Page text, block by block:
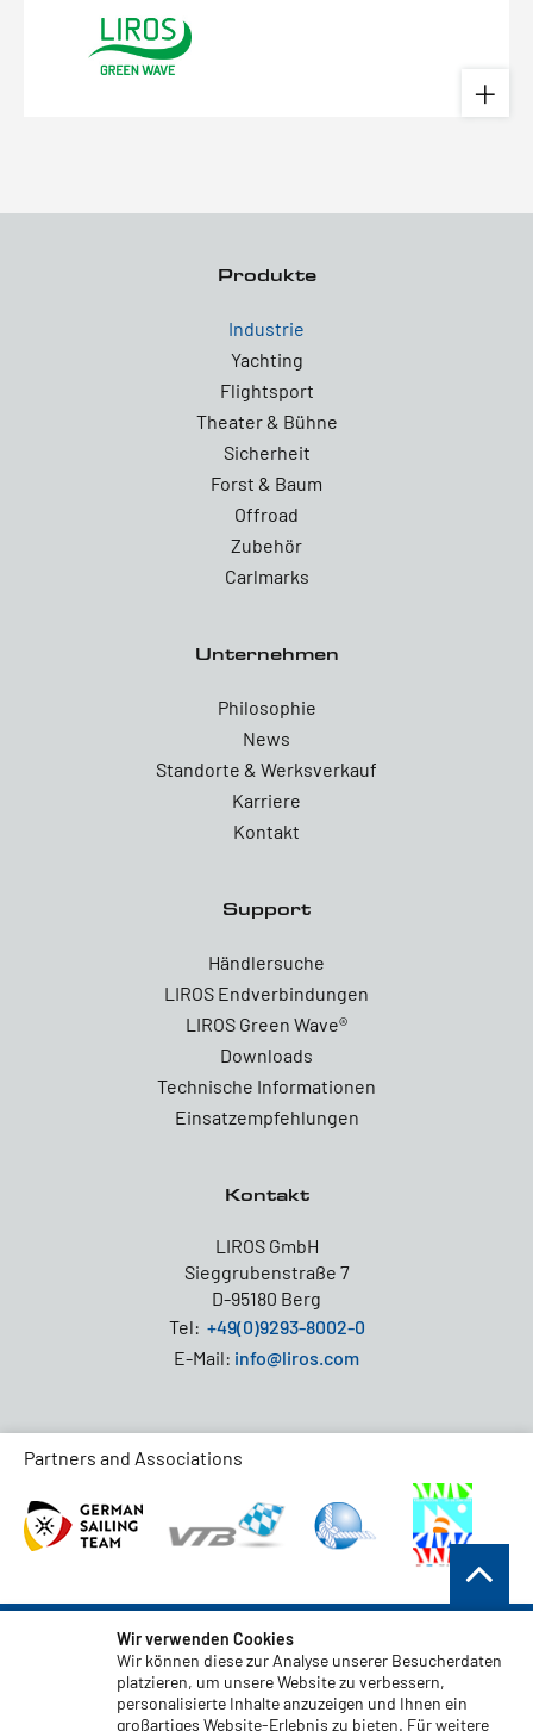
Produkte
Industrie
Yachting
Flightsport
Theater & Bühne
Sicherheit
Forst & Baum
Offroad
Zubehör
Carlmarks
Unternehmen
Philosophie
News
Standorte & Werksverkauf
Karriere
Kontakt
Support
Händlersuche
LIROS Endverbindungen
LIROS Green Wave®
Downloads
Technische Informationen
Einsatzempfehlungen
Kontakt
LIROS GmbH
Sieggrubenstraße 7
D-95180 Berg
Tel: +49(0)9293-8002-0
E-Mail: info@liros.com
Partners and Associations
AGB
Datenschutz
Haftungsauschluss
Wir verwenden Cookies
Wir können diese zur Analyse unserer Besucherdaten
platzieren, um unsere Website zu verbessern,
personalisierte Inhalte anzuzeigen und Ihnen ein
großartiges Website-Erlebnis zu bieten. Für weitere